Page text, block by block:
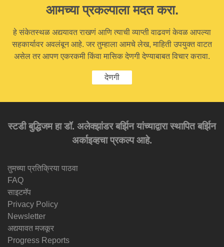
आमच्या प्रकल्पाला मदत करा.
हे संकेतस्थळ अद्ययावत राखणं आणि त्याची व्याप्ती वाढवणं केवळ आपल्या
सहकार्यावर अवलंबून आहे. जर तुम्हाला आमचे लेख, माहिती उपयुक्त वाटत
असेल तर आपण एकरकमी किंवा मासिक देणगी देण्याबाबत विचार करावा.
देणगी
स्टडी बुद्धिजम हा डॉ. अलेक्झांडर बर्झिन यांच्याद्वारा स्थापित बर्झिन
अर्काइव्हचा प्रकल्प आहे.
तुमच्या प्रतिक्रिया पाठवा
FAQ
साइटमॅप
Privacy Policy
Newsletter
अद्ययावत मजकूर
Progress Reports